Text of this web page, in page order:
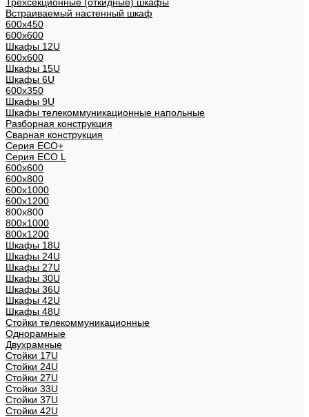
Встраиваемый настенный шкаф
600x450
600x600
Шкафы 12U
600x600
Шкафы 15U
Шкафы 6U
600x350
Шкафы 9U
Шкафы телекоммуникационные напольные
Разборная конструкция
Сварная конструкция
Серия ECO+
Серия ECO L
600x600
600x800
600х1000
600х1200
800x800
800х1000
800х1200
Шкафы 18U
Шкафы 24U
Шкафы 27U
Шкафы 30U
Шкафы 36U
Шкафы 42U
Шкафы 48U
Стойки телекоммуникационные
Однорамные
Двухрамные
Стойки 17U
Стойки 24U
Стойки 27U
Стойки 33U
Стойки 37U
Стойки 42U